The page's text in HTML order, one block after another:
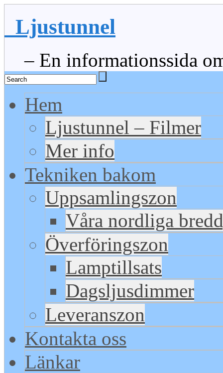
Ljustunnel
– En informationssida
Hem
Ljustunnel – Filmer
Mer info
Tekniken bakom
Uppsamlingszon
Våra nordliga
Överföringszon
Lamptillsats
Dagsljusdimmer
Leveranszon
Kontakta oss
Länkar